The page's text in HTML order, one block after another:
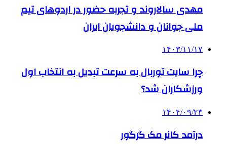
مهدی سالاروند و تجربه حضور در اردوهای تیم
ملی جوانان و دانشجویان ایران
۱۴۰۳/۱۱/۱۷
چرا سایت توربال به ‌سرعت تبدیل به انتخاب اول
ورزشکاران شد؟
۱۴۰۴/۰۹/۲۳
درآمد کانر مک گرگور